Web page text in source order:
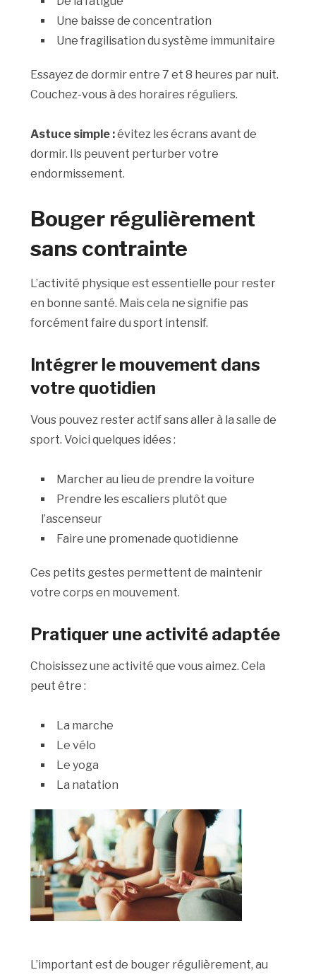
Une baisse de concentration
Une fragilisation du système immunitaire
Essayez de dormir entre 7 et 8 heures par nuit.
Couchez-vous à des horaires réguliers.
Astuce simple :évitez les écrans avant de
dormir. Ils peuvent perturber votre
endormissement.
Bouger régulièrement
sans contrainte
L’activité physique est essentielle pour rester
en bonne santé. Mais cela ne signifie pas
forcément faire du sport intensif.
Intégrer le mouvement dans
votre quotidien
Vous pouvez rester actif sans aller à la salle de
sport. Voici quelques idées :
Marcher au lieu de prendre la voiture
Prendre les escaliers plutôt que
l’ascenseur
Faire une promenade quotidienne
Ces petits gestes permettent de maintenir
votre corps en mouvement.
Pratiquer une activité adaptée
Choisissez une activité que vous aimez. Cela
peut être :
La marche
Le vélo
Le yoga
La natation
L’important est de bouger régulièrement, au